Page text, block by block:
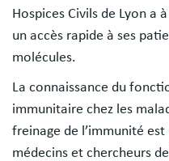
Hospices Civils de Lyon
un accès rapide à ses
molécules.
La connaissance du
immunitaire chez les
freinage de l’immunité
médecins et chercheurs